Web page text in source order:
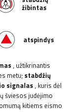
žibintas
atspindys
, užtikrinantis
metu; stabdžių
signalas , kuris dėl
šviesos judėjimo
kitiems eismo